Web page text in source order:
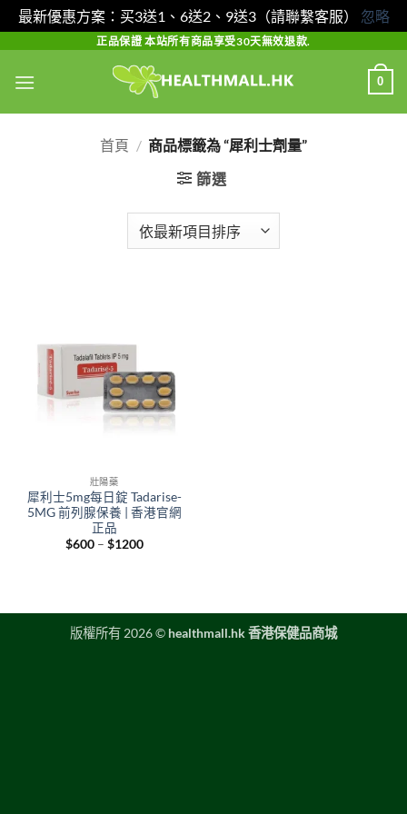
最新優惠方案：买3送1、6送2、9送3（請聯繫客服） 忽略
content
正品保證 本站所有商品享受30天無效退款.
0
首頁 / 商品標籤為 “犀利士劑量”
篩選
壯陽藥
犀利士5mg每日錠 Tadarise-
5MG 前列腺保養 | 香港官網
正品
$600 – $1200Price
版權所有 2026 © healthmall.hk 香港保健品商城